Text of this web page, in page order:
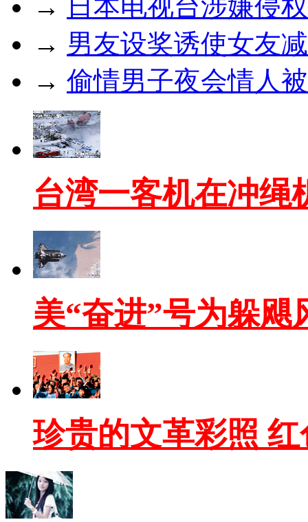
→
日本电视台涉嫌侵
→ 男友设奖诱使女友
→ 偷情男子夜会情人
台湾一客机在冲绳
美“奋进”号为躲飓
珍贵的文革彩照